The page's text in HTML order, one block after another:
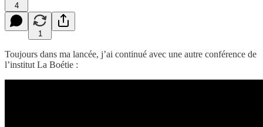
4
1
Toujours dans ma lancée, j’ai continué avec une autre conférence de
l’institut La Boétie :